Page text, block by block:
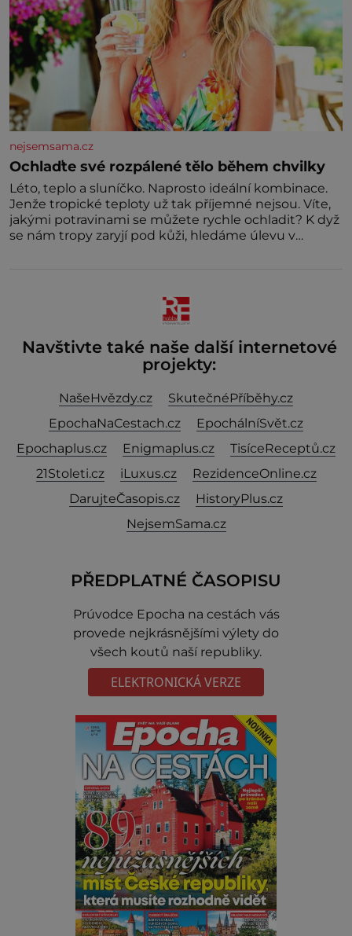
nejsemsama.cz
Ochlaďte své rozpálené tělo během chvilky
Léto, teplo a sluníčko. Naprosto ideální kombinace.
Jenže tropické teploty už tak příjemné nejsou. Víte,
jakými potravinami se můžete rychle ochladit? K dyž
se nám tropy zaryjí pod kůži, hledáme úlevu v
Navštivte také naše další internetové
projekty:
NašeHvězdy.cz
SkutečnéPříběhy.cz
EpochaNaCestach.cz
EpochálníSvět.cz
Epochaplus.cz
Enigmaplus.cz
TisíceReceptů.cz
21Stoleti.cz
iLuxus.cz
RezidenceOnline.cz
DarujteČasopis.cz
HistoryPlus.cz
NejsemSama.cz
PŘEDPLATNÉ ČASOPISU
Prúvodce Epocha na cestách vás
provede nejkrásnějšími výlety do
všech koutů naší republiky.
ELEKTRONICKÁ VERZE